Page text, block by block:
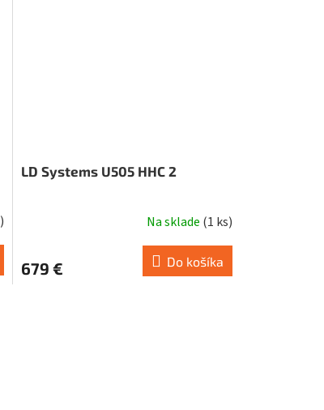
)
LD Systems U505 HHC 2
Na sklade (1 ks)
679 € Do košíka